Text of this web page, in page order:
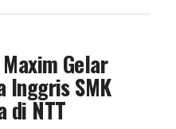
Gelar
Inggris SMK
di NTT